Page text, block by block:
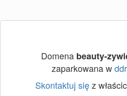
Domena beauty-
zaparkowana w
Skontaktuj sięz